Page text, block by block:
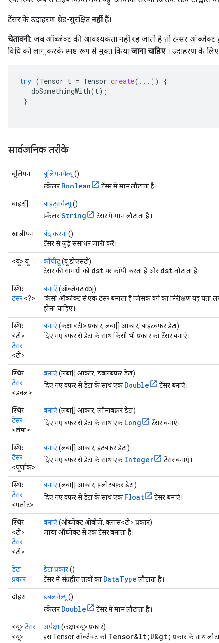
टेंसर के उदाहरण थ्रेड-सुरक्षित नहींहैं।
चेतावनी: जब ऑब्जेक्ट की आवश्यकता नहीं रह जाती है तो टेन्सर ऑब्जेक्ट
विधि को लागू करके स्पष्ट रूप से मुक्त किया जाना चाहिए। उदाहरण के
try (Tensor t = Tensor .create(...))
{
doSomethingWith(t);
}
सार्वजनिक तरीके
बूलियन बूलियनवैल्यू()
स्केलर Boolean टेंसर में मान लौटाता है।
बाइट[] बाइट्सवैल्यू()
स्केलरString टेंसर में मान लौटाता है।
खालीपन बंद करना()
टेंसर से जुड़े संसाधन जारी करें।
<यू> यू कॉपीटू(यू डीएसटी)
टेंसर की सामग्री को dstपर कॉपी करता है और dstलौटाता है।
स्थिर
टेंसर <?>
बनाएँ(ऑब्जेक्ट obj)
किसी ऑब्जेक्ट से एक टेंसर बनाता है जिसके वर्ग का निरीक्षण यह पता
होना चाहिए।
स्थिर
<टी>
टेंसर
<टी>
बनाएं(कक्षा<टी> प्रकार, लंबा[] आकार, बाइटबफ़र डेटा)
दिए गए बफ़र से डेटा के साथ किसी भी प्रकार का टेंसर बनाएं।
स्थिर
टेंसर
<डबल>
बनाएं(लंबा[] आकार, डबलबफ़र डेटा)
दिए गए बफ़र से डेटा के साथ एक Double टेंसर बनाएं।
स्थिर
टेंसर
<लंबा>
बनाएं(लंबा[] आकार, लॉन्गबफ़र डेटा)
दिए गए बफ़र से डेटा के साथ एक Long टेंसर बनाएं।
स्थिर
टेंसर
<पूर्णांक>
बनाएं(लंबा[] आकार, इंटबफ़र डेटा)
दिए गए बफ़र से डेटा के साथ एक Integer टेंसर बनाएं।
स्थिर
टेंसर
<फ्लोट>
बनाएं(लंबा[] आकार, फ़्लोटबफ़र डेटा)
दिए गए बफ़र से डेटा के साथ एक Float टेंसर बनाएं।
स्थिर
<टी>
टेंसर
<टी>
बनाएं(ऑब्जेक्ट ओबीजे, क्लास<टी> प्रकार)
जावा ऑब्जेक्ट से एक टेंसर बनाता है।
डेटा
प्रकार
डेटा प्रकार()
टेंसर में संग्रहीत तत्वों का DataType लौटाता है।
दोहरा डबलवैल्यू()
स्केलर Double टेंसर में मान लौटाता है।
<यू> टेंसर
<यू>
अपेक्षा(कक्षा<यू> प्रकार)
इस Tensor ऑब्जेक्ट को Tensor&lt;U&gt; प्रकार के साथ